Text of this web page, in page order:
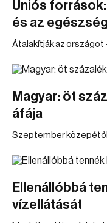
Uniós
és az
Átalakítják az országot
Magyar: öt
áfája
Szeptember
Ellenállóbbá
vízellátását